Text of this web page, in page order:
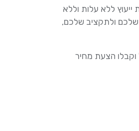
ללא עלות וללא
ולתקציב שלכם,
וקבלו הצעת מחיר